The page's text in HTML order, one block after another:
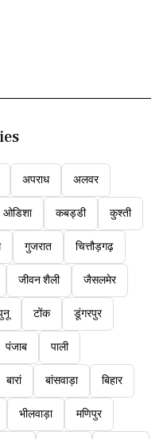
अपराध अलवर
ओडिशा कबड्डी कुश्ती
गुजरात चित्तौड़गढ़
जीवन शैली जैसलमेर
टोंक डूंगरपुर
पंजाब पाली
बारां बांसवाड़ा बिहार
भीलवाड़ा मणिपुर